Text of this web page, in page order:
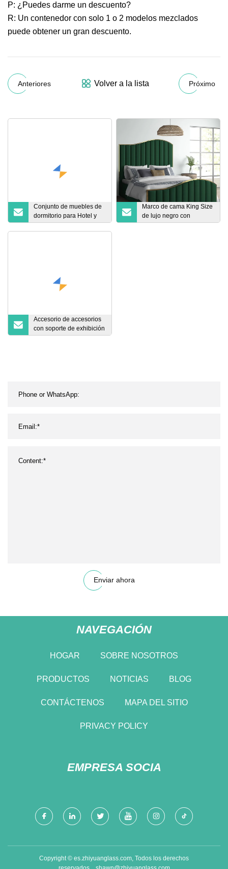
P: ¿Puedes darme un descuento?
R: Un contenedor con solo 1 o 2 modelos mezclados
puede obtener un gran descuento.
Anteriores Volver a la lista Próximo
Conjunto de muebles de
dormitorio para Hotel y
hogar, moderno, de
Marco de cama King Size
de lujo negro con
almacenamiento, juego
Accesorio de accesorios
con soporte de exhibición
de caja de luz LED para
Enviar ahora
NAVEGACIÓN
HOGAR SOBRE NOSOTROS
PRODUCTOS NOTICIAS BLOG
CONTÁCTENOS MAPA DEL SITIO
PRIVACY POLICY
EMPRESA SOCIA
Copyright © es.zhiyuanglass.com, Todos los derechos